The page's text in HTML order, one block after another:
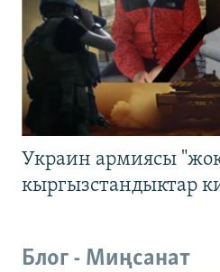
Украин армиясы
кыргызстандыктар
Блог - Миңсанат